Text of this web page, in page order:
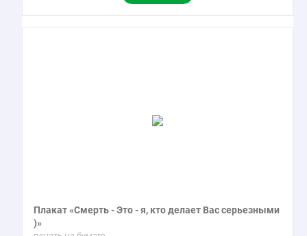
Плакат «Смерть - Это - я, кто делает Вас серьезными
)»